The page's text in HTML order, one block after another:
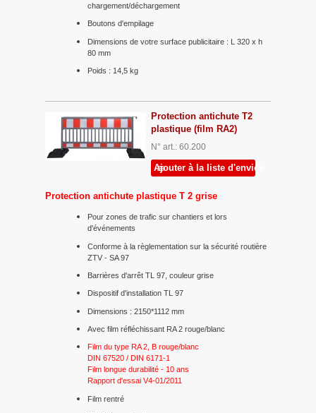
chargement/déchargement
Boutons d'empilage
Dimensions de votre surface publicitaire : L 320 x h
80 mm
Poids : 14,5 kg
Protection antichute T2
plastique (film RA2)
N° art.: 60.200
Ajouter à la liste d'envies
Protection antichute plastique T 2 grise
Pour zones de trafic sur chantiers et lors
d'événements
Conforme à la règlementation sur la sécurité routière
ZTV - SA 97
Barrières d'arrêt TL 97, couleur grise
Dispositif d'installation TL 97
Dimensions : 2150*1112 mm
Avec film réfléchissant RA 2 rouge/blanc
Film du type RA 2, B rouge/blanc
DIN 67520 / DIN 6171-1
Film longue durabilité - 10 ans
Rapport d'essai V4-01/2011
Film rentré